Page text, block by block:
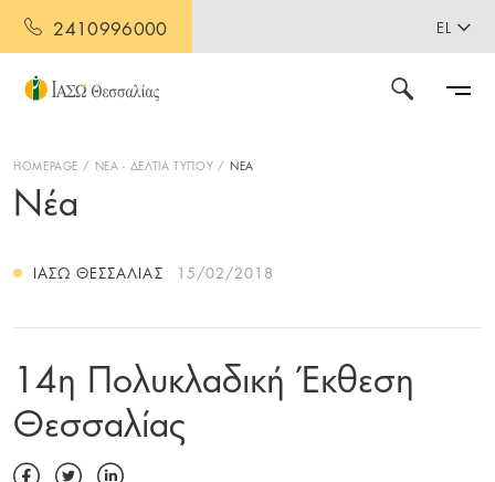
2410996000 EL
HOMEPAGE ΝΕΑ - ΔΕΛΤΙΑ ΤΥΠΟΥ ΝΕΑ
Νέα
ΙΑΣΩ ΘΕΣΣΑΛΊΑΣ 15/02/2018
14η Πολυκλαδική Έκθεση
Θεσσαλίας